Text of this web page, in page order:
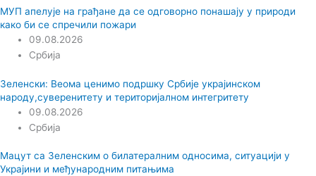
МУП апелује на грађане да се одговорно понашају у природи
како би се спречили пожари
09.08.2026
Србија
Зеленски: Веома ценимо подршку Србије украјинском
народу,суверенитету и територијалном интегритету
09.08.2026
Србија
Мацут са Зеленским о билатералним односима, ситуацији у
Украјини и међународним питањима